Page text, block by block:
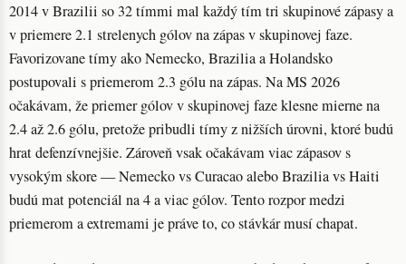
2014 v Brazilii so 32 tímmi mal každý tím tri skupinové zápasy a
v priemere 2.1 strelenych gólov na zápas v skupinovej faze.
Favorizovane tímy ako Nemecko, Brazilia a Holandsko
postupovali s priemerom 2.3 gólu na zápas. Na MS 2026
očakávam, že priemer gólov v skupinovej faze klesne mierne na
2.4 až 2.6 gólu, pretože pribudli tímy z nižších úrovni, ktoré budú
hrat defenzívnejšie. Zároveň vsak očakávam viac zápasov s
vysokým skore — Nemecko vs Curacao alebo Brazilia vs Haiti
budú mat potenciál na 4 a viac gólov. Tento rozpor medzi
priemerom a extremami je práve to, co stávkár musí chapat.